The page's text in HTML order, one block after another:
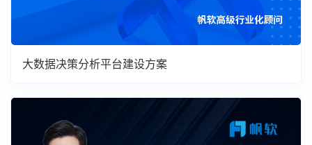
大数据决策分析平台建设方案